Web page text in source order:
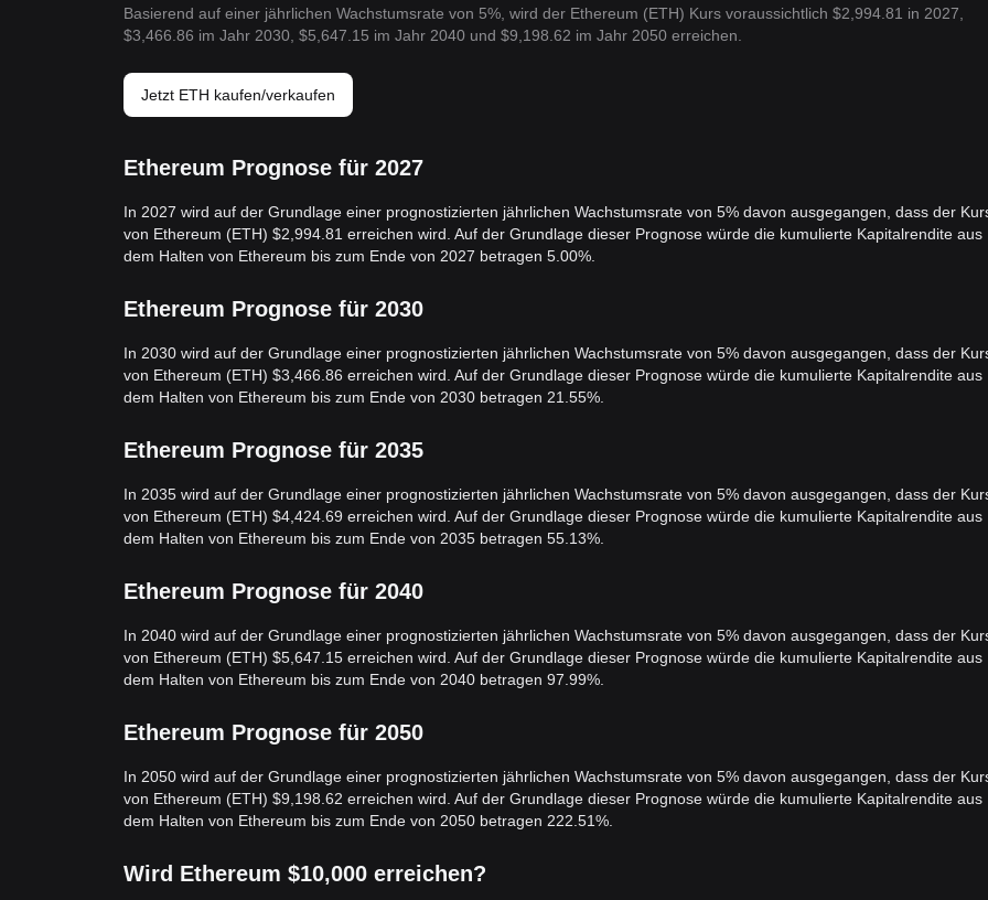
Basierend auf einer jährlichen Wachstumsrate von 5%, wird der Ethereum (ETH) Kurs voraussichtlich $2,994.81 in 2027,
$3,466.86 im Jahr 2030, $5,647.15 im Jahr 2040 und $9,198.62 im Jahr 2050 erreichen.
Jetzt ETH kaufen/verkaufen
Ethereum Prognose für 2027
In 2027 wird auf der Grundlage einer prognostizierten jährlichen Wachstumsrate von 5% davon ausgegangen, dass der
von Ethereum (ETH) $2,994.81 erreichen wird. Auf der Grundlage dieser Prognose würde die kumulierte Kapitalrendite aus
dem Halten von Ethereum bis zum Ende von 2027 betragen 5.00%.
Ethereum Prognose für 2030
In 2030 wird auf der Grundlage einer prognostizierten jährlichen Wachstumsrate von 5% davon ausgegangen, dass der
von Ethereum (ETH) $3,466.86 erreichen wird. Auf der Grundlage dieser Prognose würde die kumulierte Kapitalrendite aus
dem Halten von Ethereum bis zum Ende von 2030 betragen 21.55%.
Ethereum Prognose für 2035
In 2035 wird auf der Grundlage einer prognostizierten jährlichen Wachstumsrate von 5% davon ausgegangen, dass der
von Ethereum (ETH) $4,424.69 erreichen wird. Auf der Grundlage dieser Prognose würde die kumulierte Kapitalrendite aus
dem Halten von Ethereum bis zum Ende von 2035 betragen 55.13%.
Ethereum Prognose für 2040
In 2040 wird auf der Grundlage einer prognostizierten jährlichen Wachstumsrate von 5% davon ausgegangen, dass der
von Ethereum (ETH) $5,647.15 erreichen wird. Auf der Grundlage dieser Prognose würde die kumulierte Kapitalrendite aus
dem Halten von Ethereum bis zum Ende von 2040 betragen 97.99%.
Ethereum Prognose für 2050
In 2050 wird auf der Grundlage einer prognostizierten jährlichen Wachstumsrate von 5% davon ausgegangen, dass der
von Ethereum (ETH) $9,198.62 erreichen wird. Auf der Grundlage dieser Prognose würde die kumulierte Kapitalrendite aus
dem Halten von Ethereum bis zum Ende von 2050 betragen 222.51%.
Wird Ethereum $10,000 erreichen?